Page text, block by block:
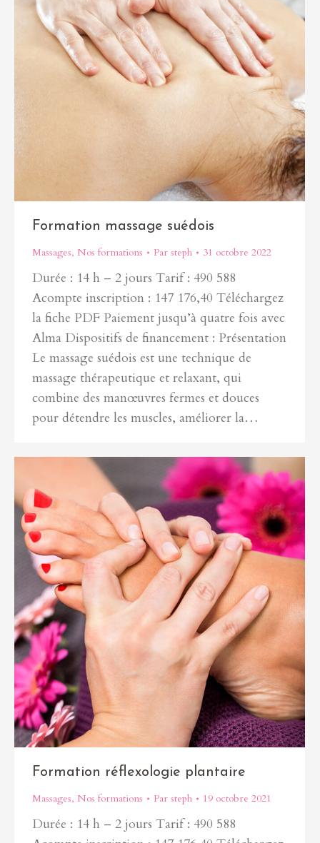
Formation massage suédois
Massages, Nos formations Par steph 31 octobre 2022
Durée : 14 h – 2 jours Tarif : 490 588
Acompte inscription : 147 176,40 Téléchargez
la fiche PDF Paiement jusqu’à quatre fois avec
Alma Dispositifs de financement : Présentation
Le massage suédois est une technique de
massage thérapeutique et relaxant, qui
combine des manœuvres fermes et douces
pour détendre les muscles, améliorer la…
Formation réflexologie plantaire
Massages, Nos formations Par steph 19 octobre 2021
Durée : 14 h – 2 jours Tarif : 490 588